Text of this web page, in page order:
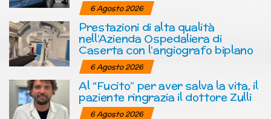
6 Agosto 2026
Prestazioni di alta qualità
nell’Azienda Ospedaliera di
Caserta con l’angiografo biplano
6 Agosto 2026
Al “Fucito” per aver salva la vita, il
paziente ringrazia il dottore Zulli
6 Agosto 2026